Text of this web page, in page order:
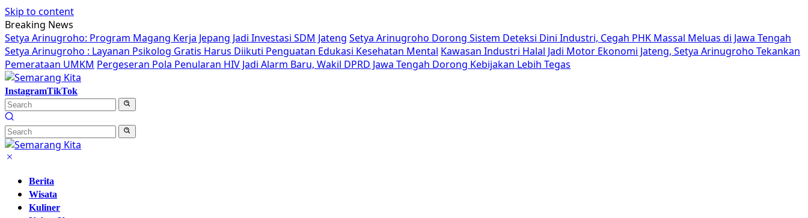
Skip to content
Breaking News
Setya Arinugroho: Program Magang Kerja Jepang Jadi Investasi SDM Jateng Setya Arinugroho Dorong Sistem Deteksi Dini Industri, Cegah PHK Massal Meluas di Jawa Tengah
Setya Arinugroho : Layanan Psikolog Gratis Harus Diikuti Penguatan Edukasi Kesehatan Mental Kawasan Industri Halal Jadi Motor Ekonomi Jateng, Setya Arinugroho Tekankan
Pemerataan UMKM Pergeseran Pola Penularan HIV Jadi Alarm Baru, Wakil DPRD Jawa Tengah Dorong Kebijakan Lebih Tegas
InstagramTikTok
Berita
Wisata
Kuliner